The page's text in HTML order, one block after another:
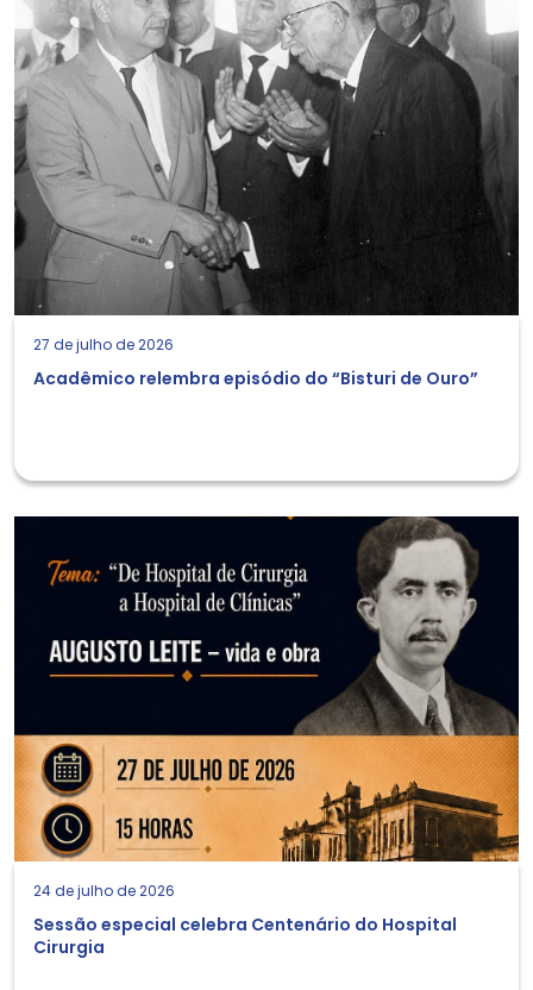
27 de julho de 2026
Acadêmico relembra episódio do “Bisturi de Ouro”
24 de julho de 2026
Sessão especial celebra Centenário do Hospital
Cirurgia